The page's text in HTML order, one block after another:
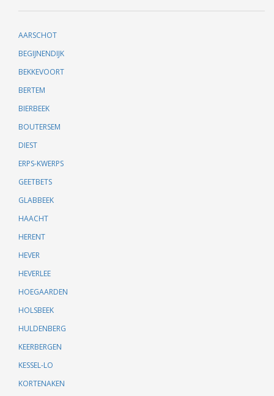
AARSCHOT
BEGIJNENDIJK
BEKKEVOORT
BERTEM
BIERBEEK
BOUTERSEM
DIEST
ERPS-KWERPS
GEETBETS
GLABBEEK
HAACHT
HERENT
HEVER
HEVERLEE
HOEGAARDEN
HOLSBEEK
HULDENBERG
KEERBERGEN
KESSEL-LO
KORTENAKEN